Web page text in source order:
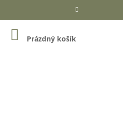
NÁKUPNÍ
KOŠÍK
Prázdný košík